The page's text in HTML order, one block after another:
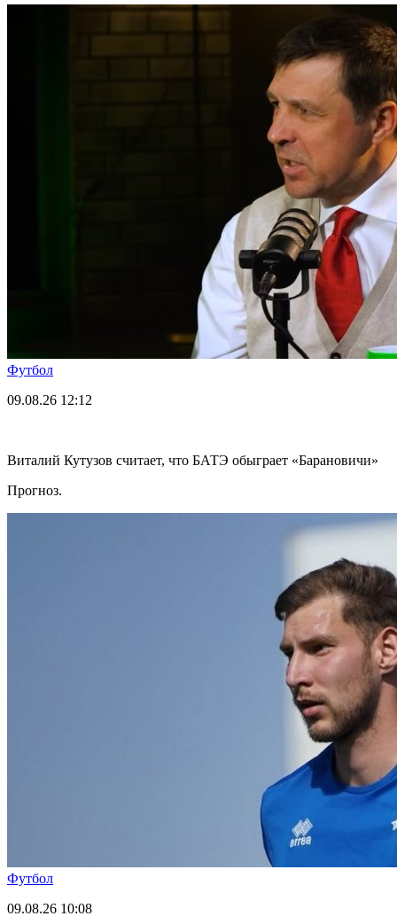
Футбол
09.08.26 12:12
Виталий Кутузов считает, что БАТЭ обыграет «Барановичи»
Прогноз.
Футбол
09.08.26 10:08